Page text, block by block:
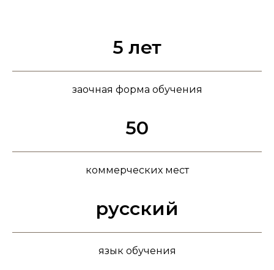
5 лет
заочная форма обучения
50
коммерческих мест
русский
язык обучения